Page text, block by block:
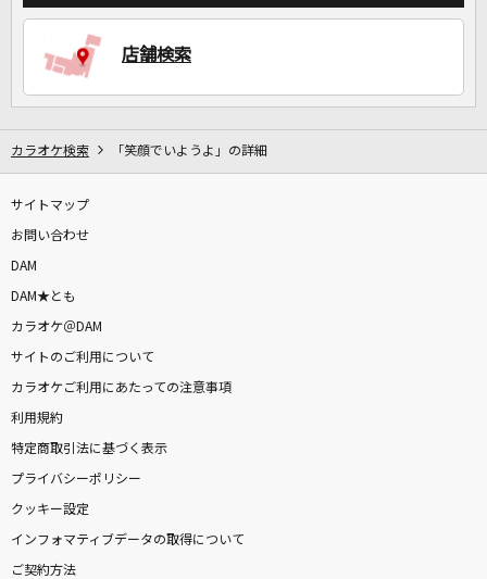
店舗検索
カラオケ検索 「笑顔でいようよ」の詳細
サイトマップ
お問い合わせ
DAM
DAM★とも
カラオケ＠DAM
サイトのご利用について
カラオケご利用にあたっての注意事項
利用規約
特定商取引法に基づく表示
プライバシーポリシー
クッキー設定
インフォマティブデータの取得について
ご契約方法